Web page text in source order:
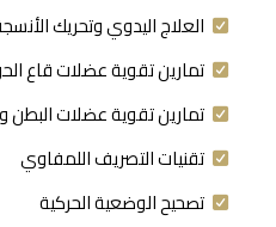
العلاج اليدوي وتحريك الأنسجة
تمارين تقوية عضلات قاع الحوض
تمارين تقوية عضلات البطن
تقنيات التصريف اللمفاوي
تصحيح الوضعية الحركية